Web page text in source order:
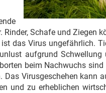
Schafe und Ziegen
das Virus ungefährlich.
aufgrund
beim Nachwuchs sind
Virusgeschehen kann
und zu erheblichen